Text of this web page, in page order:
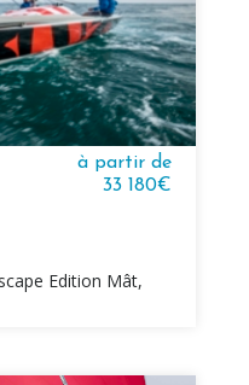
à partir de
33 180€
Edition Mât,